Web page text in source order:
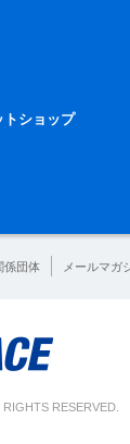
トショップ
係団体 メールマガ
RESERVED.